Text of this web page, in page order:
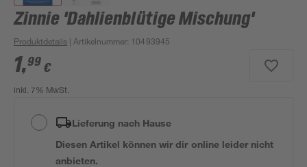
Zinnie 'Dahlienblütige Mischung'
Produktdetails | Artikelnummer: 10493945
1,99 €
inkl. 7% MwSt.
Lieferung nach Hause
Diesen Artikel können wir dir online leider nicht
anbieten.